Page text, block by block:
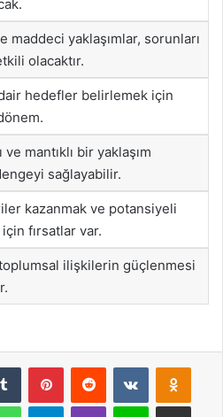
maddeci yaklaşımlar, sorunları
olacaktır.
hedefler belirlemek için
ve mantıklı bir yaklaşım
sağlayabilir.
kazanmak ve potansiyeli
fırsatlar var.
ilişkilerin güçlenmesi
Tumblr PinterestReddit VKontakte
WhatsAppTelegramViber Line E-Posta ile